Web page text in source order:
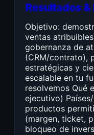
Resultados &
Objetivo:
ventas
gobernanza de
(CRM/contrato),
estratégicas y
escalable en tu
resolvemos Qué
ejecutivo)
productos
(margen, ticket,
bloqueo de